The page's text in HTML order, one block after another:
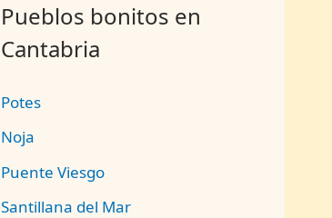
Pueblos bonitos en
Cantabria
Potes
Noja
Puente Viesgo
Santillana del Mar